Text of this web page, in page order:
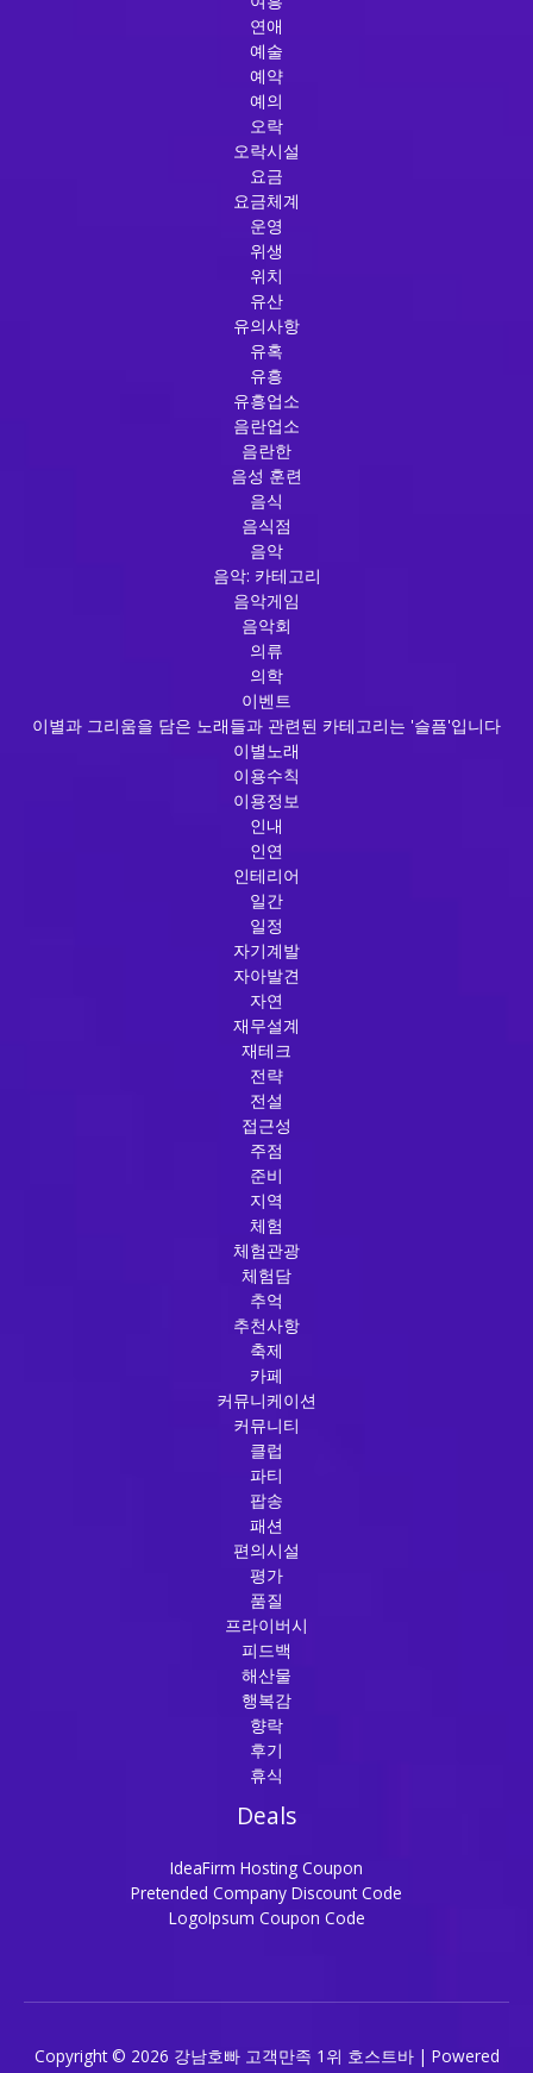
연애
예술
예약
예의
오락
오락시설
요금
요금체계
운영
위생
위치
유산
유의사항
유혹
유흥
유흥업소
음란업소
음란한
음성 훈련
음식
음식점
음악
음악: 카테고리
음악게임
음악회
의류
의학
이벤트
이별과 그리움을 담은 노래들과 관련된 카테고리는 '슬픔'입니다
이별노래
이용수칙
이용정보
인내
인연
인테리어
일간
일정
자기계발
자아발견
자연
재무설계
재테크
전략
전설
접근성
주점
준비
지역
체험
체험관광
체험담
추억
추천사항
축제
카페
커뮤니케이션
커뮤니티
클럽
파티
팝송
패션
편의시설
평가
품질
프라이버시
피드백
해산물
행복감
향락
후기
휴식
Deals
IdeaFirm Hosting Coupon
Pretended Company Discount Code
LogoIpsum Coupon Code
Copyright © 2026 강남호빠 고객만족 1위 호스트바 | Powered